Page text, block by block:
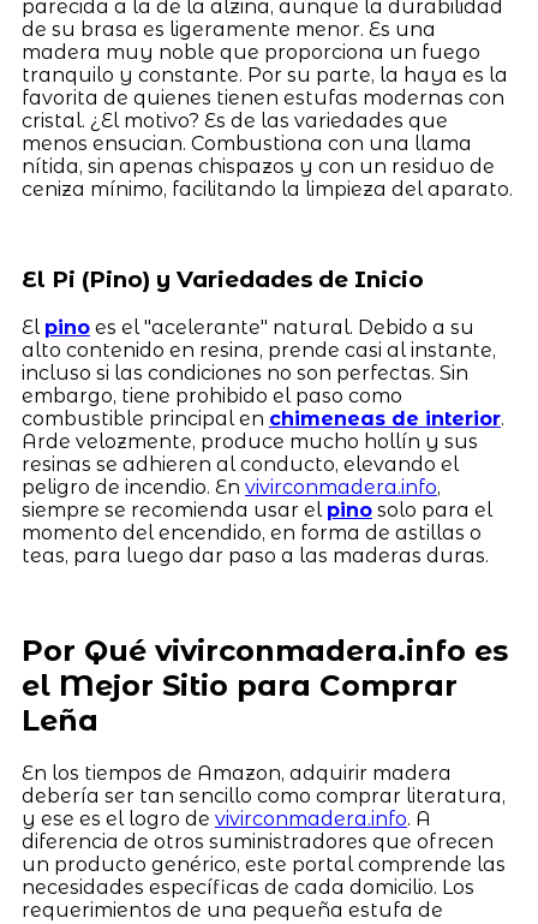
parecida a la de la alzina, aunque la durabilidad
de su brasa es ligeramente menor. Es una
madera muy noble que proporciona un fuego
tranquilo y constante. Por su parte, la haya es la
favorita de quienes tienen estufas modernas con
cristal. ¿El motivo? Es de las variedades que
menos ensucian. Combustiona con una llama
nítida, sin apenas chispazos y con un residuo de
ceniza mínimo, facilitando la limpieza del aparato.
El Pi (Pino) y Variedades de Inicio
El pinoes el "acelerante" natural. Debido a su
alto contenido en resina, prende casi al instante,
incluso si las condiciones no son perfectas. Sin
embargo, tiene prohibido el paso como
combustible principal en chimeneas de interior.
Arde velozmente, produce mucho hollín y sus
resinas se adhieren al conducto, elevando el
peligro de incendio. En vivirconmadera.info,
siempre se recomienda usar el pinosolo para el
momento del encendido, en forma de astillas o
teas, para luego dar paso a las maderas duras.
Por Qué vivirconmadera.info es
el Mejor Sitio para Comprar
Leña
En los tiempos de Amazon, adquirir madera
debería ser tan sencillo como comprar literatura,
y ese es el logro de vivirconmadera.info. A
diferencia de otros suministradores que ofrecen
un producto genérico, este portal comprende las
necesidades específicas de cada domicilio. Los
requerimientos de una pequeña estufa de